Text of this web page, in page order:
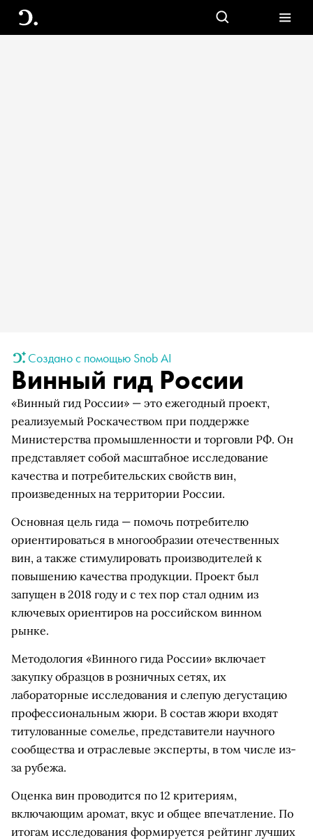
Создано с помощью Snob AI
Винный гид России
«Винный гид России» — это ежегодный проект,
реализуемый Роскачеством при поддержке
Министерства промышленности и торговли РФ. Он
представляет собой масштабное исследование
качества и потребительских свойств вин,
произведенных на территории России.
Основная цель гида — помочь потребителю
ориентироваться в многообразии отечественных
вин, а также стимулировать производителей к
повышению качества продукции. Проект был
запущен в 2018 году и с тех пор стал одним из
ключевых ориентиров на российском винном
рынке.
Методология «Винного гида России» включает
закупку образцов в розничных сетях, их
лабораторные исследования и слепую дегустацию
профессиональным жюри. В состав жюри входят
титулованные сомелье, представители научного
сообщества и отраслевые эксперты, в том числе из-
за рубежа.
Оценка вин проводится по 12 критериям,
включающим аромат, вкус и общее впечатление. По
итогам исследования формируется рейтинг лучших